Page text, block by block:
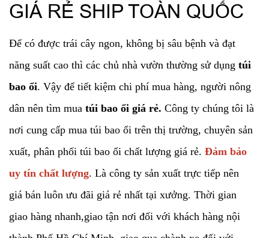
GIÁ RẺ SHIP TOÀN QUỐC
Để có được trái cây ngon, không bị sâu bệnh và đạt
năng suất cao thì các chủ nhà vườn thường sử dụng túi
bao ổi. Vậy để tiết kiệm chi phí mua hàng, người nông
dân nên tìm mua túi bao ổi giá rẻ. Công ty chúng tôi là
nơi cung cấp mua túi bao ổi trên thị trường, chuyên sản
xuất, phân phối túi bao ổi chất lượng giá rẻ. Đảm bảo
uy tín chất lượng. Là công ty sản xuất trực tiếp nên
giá bán luôn ưu đãi giá rẻ nhất tại xưởng. Thời gian
giao hàng nhanh,giao tận nơi đối với khách hàng nội